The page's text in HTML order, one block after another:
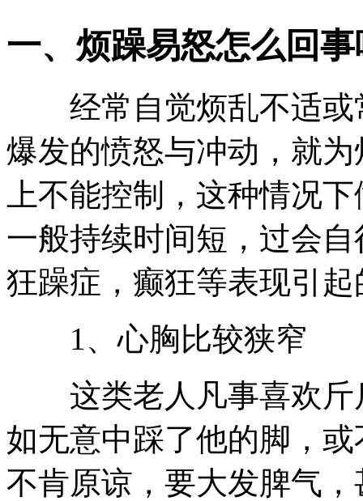
一、烦躁易怒怎么回事
经常自觉烦乱不适或
爆发的愤怒与冲动，就
上不能控制，这种情况
一般持续时间短，过会
狂躁症，癫狂等表现引
1、心胸比较狭窄
这类老人凡事喜欢斤
如无意中踩了他的脚，
不肯原谅，要大发脾气